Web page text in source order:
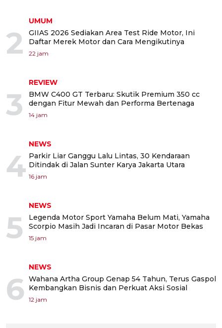
2
UMUM
GIIAS 2026 Sediakan Area Test Ride Motor, Ini
Daftar Merek Motor dan Cara Mengikutinya
22 jam
3
REVIEW
BMW C400 GT Terbaru: Skutik Premium 350 cc
dengan Fitur Mewah dan Performa Bertenaga
14 jam
4
NEWS
Parkir Liar Ganggu Lalu Lintas, 30 Kendaraan
Ditindak di Jalan Sunter Karya Jakarta Utara
16 jam
5
NEWS
Legenda Motor Sport Yamaha Belum Mati, Yamaha
Scorpio Masih Jadi Incaran di Pasar Motor Bekas
15 jam
6
NEWS
Wahana Artha Group Genap 54 Tahun, Terus Gaspol
Kembangkan Bisnis dan Perkuat Aksi Sosial
12 jam